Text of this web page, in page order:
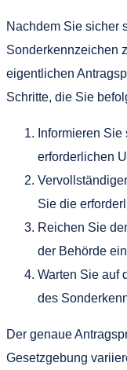
Nachdem Sie sicher
Sonderkennzeichen
eigentlichen
Schritte, die Sie
Informieren
erforderlichen
Sie die
Reichen Sie
der Behörde ein
Warten Sie auf
des
Der genaue
Gesetzgebung